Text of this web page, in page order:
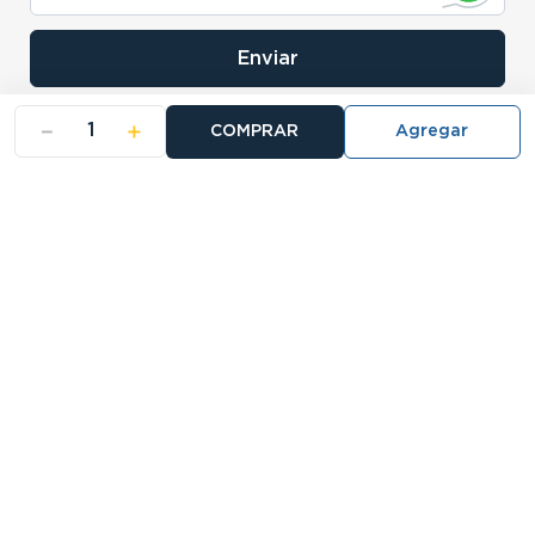
＋
－ COMPRAR
Enviar